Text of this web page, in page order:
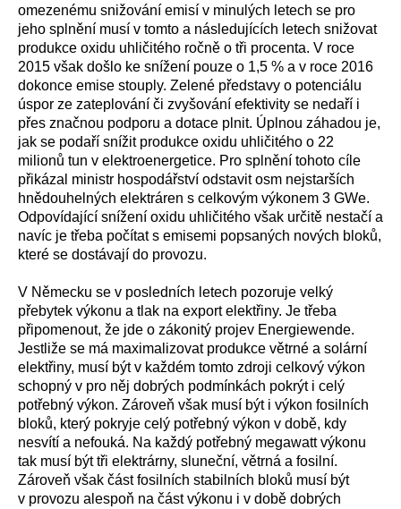
omezenému snižování emisí v minulých letech se pro
jeho splnění musí v tomto a následujících letech snižovat
produkce oxidu uhličitého ročně o tři procenta. V roce
2015 však došlo ke snížení pouze o 1,5 % a v roce 2016
dokonce emise stouply. Zelené představy o potenciálu
úspor ze zateplování či zvyšování efektivity se nedaří i
přes značnou podporu a dotace plnit. Úplnou záhadou je,
jak se podaří snížit produkce oxidu uhličitého o 22
milionů tun v elektroenergetice. Pro splnění tohoto cíle
přikázal ministr hospodářství odstavit osm nejstarších
hnědouhelných elektráren s celkovým výkonem 3 GWe.
Odpovídající snížení oxidu uhličitého však určitě nestačí a
navíc je třeba počítat s emisemi popsaných nových bloků,
které se dostávají do provozu.
V Německu se v posledních letech pozoruje velký
přebytek výkonu a tlak na export elektřiny. Je třeba
připomenout, že jde o zákonitý projev Energiewende.
Jestliže se má maximalizovat produkce větrné a solární
elektřiny, musí být v každém tomto zdroji celkový výkon
schopný v pro něj dobrých podmínkách pokrýt i celý
potřebný výkon. Zároveň však musí být i výkon fosilních
bloků, který pokryje celý potřebný výkon v době, kdy
nesvítí a nefouká. Na každý potřebný megawatt výkonu
tak musí být tři elektrárny, sluneční, větrná a fosilní.
Zároveň však část fosilních stabilních bloků musí být
v provozu alespoň na část výkonu i v době dobrých